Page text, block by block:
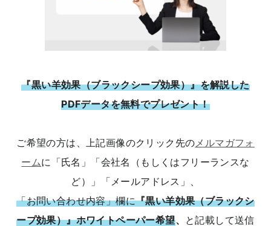
『黒い羊効果（ブラックシープ効果）』を解説した
PDFデータを無料でプレゼント！
ご希望の方は、上記画像のクリック先の メルマガフォ
ームに「氏名」「会社名（もしくはフリーランスな
ど）」「メールアドレス」、
「お問い合わせ内容」欄に『黒い羊効果（ブラックシ
ープ効果）』ホワイトペーパー希望、 と記載して送信